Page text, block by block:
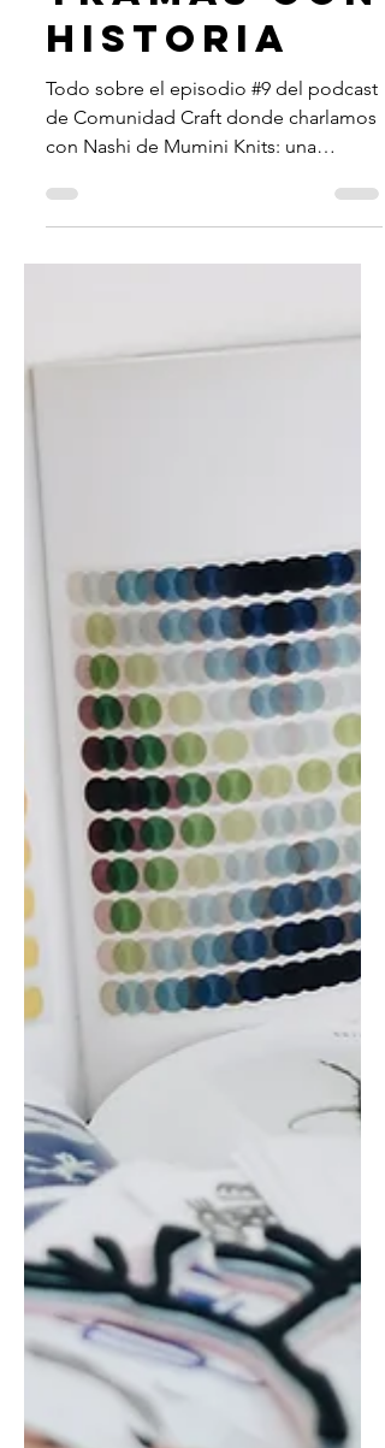
luciana bongiovanni
TRAMAS CON
HISTORIA
con Nashi de Mumini Knits: una